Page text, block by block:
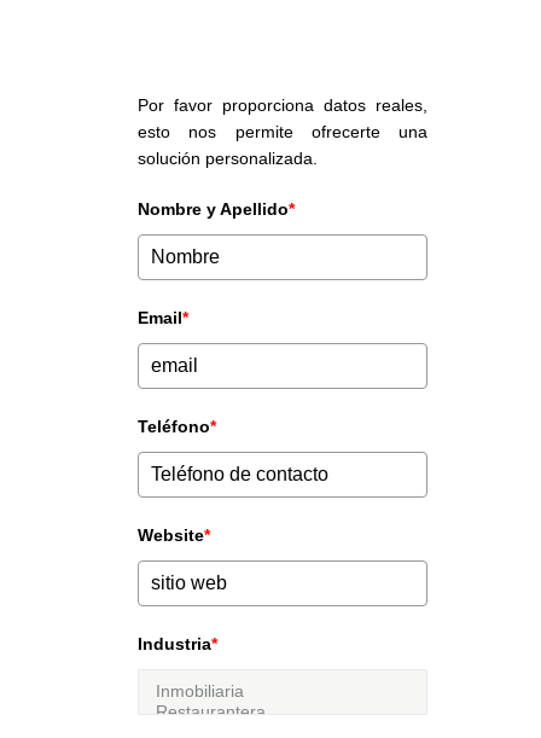
Por favor proporciona datos reales,
esto nos permite ofrecerte una
solución personalizada.
Nombre y Apellido*
Email*
Teléfono*
Website*
Industria*